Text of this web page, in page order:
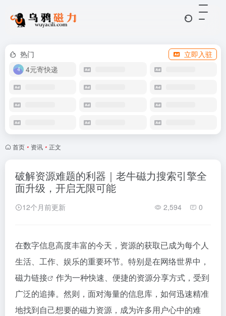
热门
立即入驻
4元寄快递
首页 • 资讯 • 正文
破解资源难题的利器｜老牛磁力搜索引擎全
面升级，开启无限可能
12个月前更新 2,594 0
在数字信息高度丰富的今天，资源的获取已成为每个人
生活、工作、娱乐的重要环节。特别是在网络世界中，
磁力链接
作为一种快速、便捷的资源分享方式，受到
广泛的追捧。然则，面对海量的信息库，如何迅速精准
地找到自己想要的磁力资源，成为许多用户心中的难